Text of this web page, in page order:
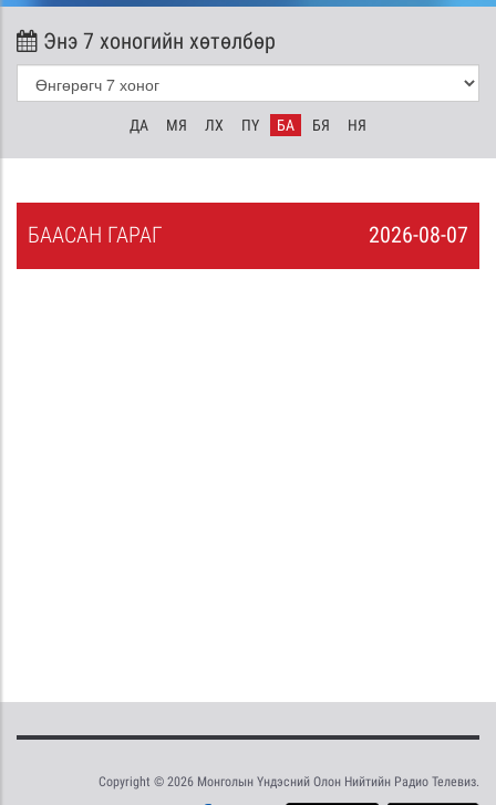
Энэ 7 хоногийн хөтөлбөр
ДА МЯ ЛХ ПҮ БА БЯ НЯ
2026-08-07
БААСАН ГАРАГ
Copyright © 2026 Монголын Үндэсний Олон Нийтийн Радио Телевиз.